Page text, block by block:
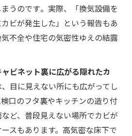
うのです​。実際、「換気設備を
ビが発生した」という報告もあ
不全や住宅の気密性ゆえの結露
ビネット裏に広がる隠れたカ
目に見えない所にも広がってし
口のフタ裏やキッチンの造り付
ど、普段見えない場所でカビが
スもあります。高気密な床下で